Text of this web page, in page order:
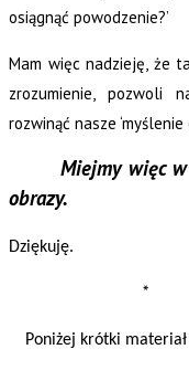
osiągnąć powodzenie?’
Mam więc nadzieję, że
zrozumienie, pozwoli
rozwinąć nasze ‘myślenie
Miejmy więc
obrazy.
Dziękuję.
Poniżej krótki